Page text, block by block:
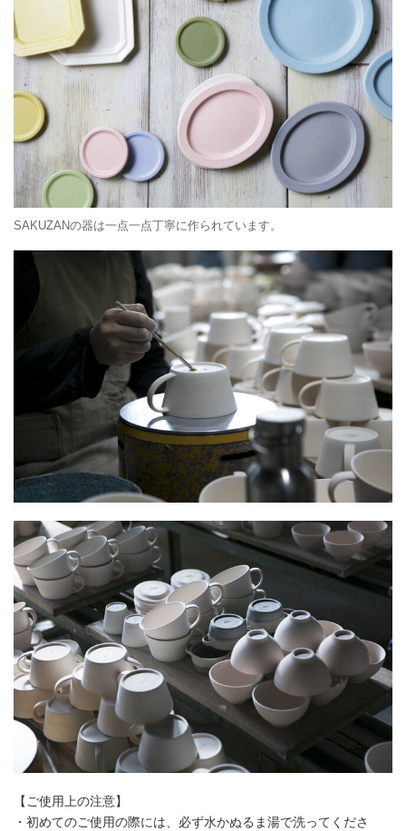
SAKUZANの器は一点一点丁寧に作られています。
【ご使用上の注意】
・初めてのご使用の際には、必ず水かぬるま湯で洗ってくださ